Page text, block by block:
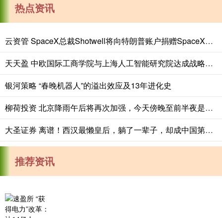
热点资讯
云资管 SpaceX总裁Shotwell将向特朗普账户捐赠SpaceX股票
天天盈 中欧国际工商学院与上海人工智能研究院达成战略合作
银河策略 “春晚机器人”的溢出效应及13年进化史
柳荷投资 北京降雨午后将再次加强，今天傍晚至前半夜是降雨最大时段
大圣证券 离谱！西汉最懒皇后，躺了一辈子，却成中国第一位太皇太后
推荐资讯